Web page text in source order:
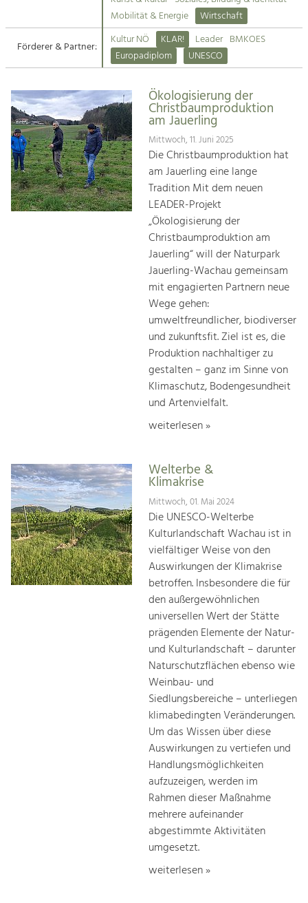
Suche
Impressum
Kontakt
Tourismus
Angebotsentwicklung und
Kunst & Kultur
Handwerk, Wissenschaft und Forschung.
Soziales, Bildung &
Identität
Gleichberechtigung, Jugend und
Integration
Mobilität & Energie
Klimawandel, öffentlicher Verkehr und
Steigerung regionaler Wertschöpfung
Mobilität & Energie
Wirtschaft
Förderer & Partner:
Kultur NÖ KLAR! Leader BMKOES
Europadiplom
UNESCO
Ökologisierung der
Christbaumproduktion
am Jauerling
Mittwoch, 11. Juni 2025
Die Christbaumproduktion hat
am Jauerling eine lange
Tradition Mit dem neuen
LEADER-Projekt
„Ökologisierung der
Christbaumproduktion am
Jauerling“ will der Naturpark
Jauerling-Wachau gemeinsam
mit engagierten Partnern neue
Wege gehen:
umweltfreundlicher, biodiverser
und zukunftsfit. Ziel ist es, die
Produktion nachhaltiger zu
gestalten – ganz im Sinne von
Klimaschutz, Bodengesundheit
und Artenvielfalt.
weiterlesen »
Welterbe &
Klimakrise
Mittwoch, 01. Mai 2024
Die UNESCO-Welterbe
Kulturlandschaft Wachau ist in
vielfältiger Weise von den
Auswirkungen der Klimakrise
betroffen. Insbesondere die für
den außergewöhnlichen
universellen Wert der Stätte
prägenden Elemente der Natur-
und Kulturlandschaft – darunter
Naturschutzflächen ebenso wie
Weinbau- und
Siedlungsbereiche – unterliegen
klimabedingten Veränderungen.
Um das Wissen über diese
Auswirkungen zu vertiefen und
Handlungsmöglichkeiten
aufzuzeigen, werden im
Rahmen dieser Maßnahme
mehrere aufeinander
abgestimmte Aktivitäten
umgesetzt.
weiterlesen »